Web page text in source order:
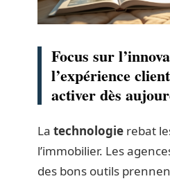
Focus sur
l’expérience
activer dès
La technologie rebat
l’immobilier. Les
des bons outils